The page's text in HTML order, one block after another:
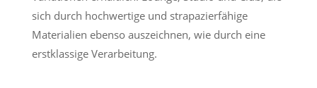
sich durch hochwertige und strapazierfähige
Materialien ebenso auszeichnen, wie durch eine
erstklassige Verarbeitung.